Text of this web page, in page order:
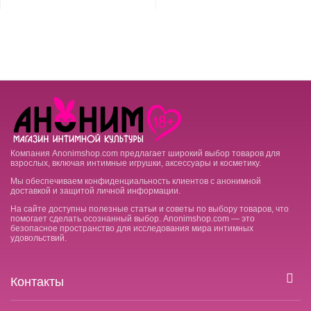
Компания Anonimshop.com предлагает широкий выбор товаров для
взрослых, включая интимные игрушки, аксессуары и косметику.
Мы обеспечиваем конфиденциальность клиентов с анонимной
доставкой и защитой личной информации.
На сайте доступны полезные статьи и советы по выбору товаров, что
помогает сделать осознанный выбор. Anonimshop.com — это
безопасное пространство для исследования мира интимных
удовольствий.
Контакты